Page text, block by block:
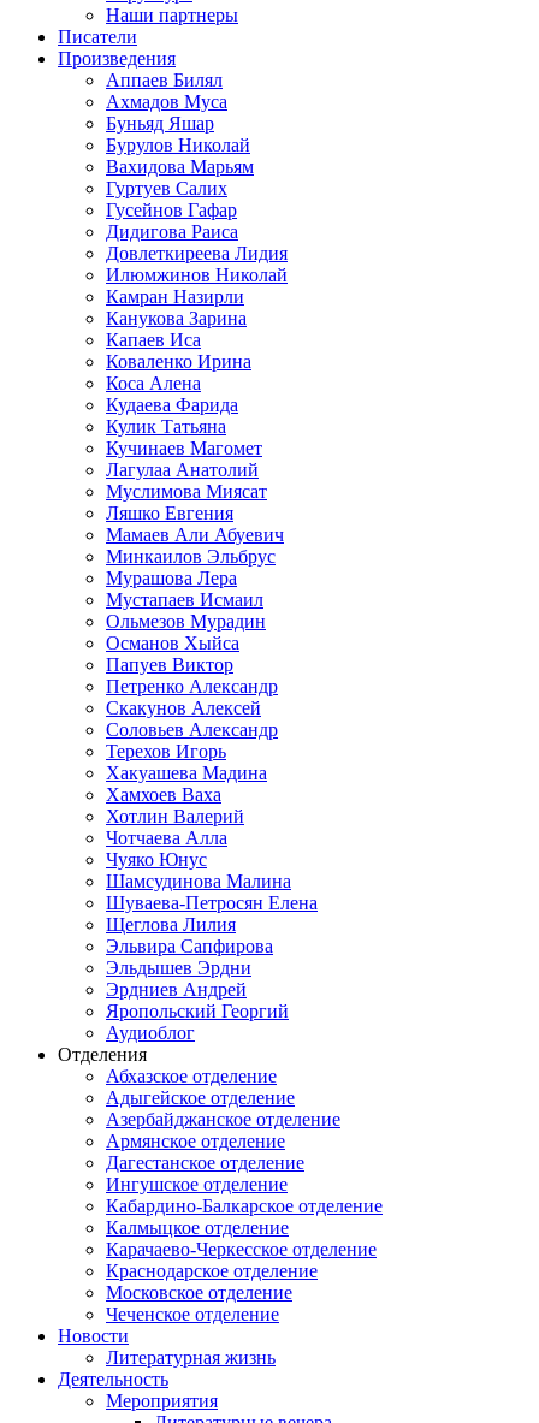
Наши партнеры
Писатели
Произведения
Аппаев Билял
Ахмадов Муса
Буньяд Яшар
Бурулов Николай
Вахидова Марьям
Гуртуев Салих
Гусейнов Гафар
Дидигова Раиса
Довлеткиреева Лидия
Илюмжинов Николай
Камран Назирли
Канукова Зарина
Капаев Иса
Коваленко Ирина
Коса Алена
Кудаева Фарида
Кулик Татьяна
Кучинаев Магомет
Лагулаа Анатолий
Муслимова Миясат
Ляшко Евгения
Мамаев Али Абуевич
Минкаилов Эльбрус
Мурашова Лера
Мустапаев Исмаил
Ольмезов Мурадин
Османов Хыйса
Папуев Виктор
Петренко Александр
Скакунов Алексей
Соловьев Александр
Терехов Игорь
Хакуашева Мадина
Хамхоев Ваха
Хотлин Валерий
Чотчаева Алла
Чуяко Юнус
Шамсудинова Малина
Шуваева-Петросян Елена
Щеглова Лилия
Эльвира Сапфирова
Эльдышев Эрдни
Эрдниев Андрей
Яропольский Георгий
Аудиоблог
Отделения
Абхазское отделение
Адыгейское отделение
Азербайджанское отделение
Армянское отделение
Дагестанское отделение
Ингушское отделение
Кабардино-Балкарское отделение
Калмыцкое отделение
Карачаево-Черкесское отделение
Краснодарское отделение
Московское отделение
Чеченское отделение
Новости
Литературная жизнь
Деятельность
Мероприятия